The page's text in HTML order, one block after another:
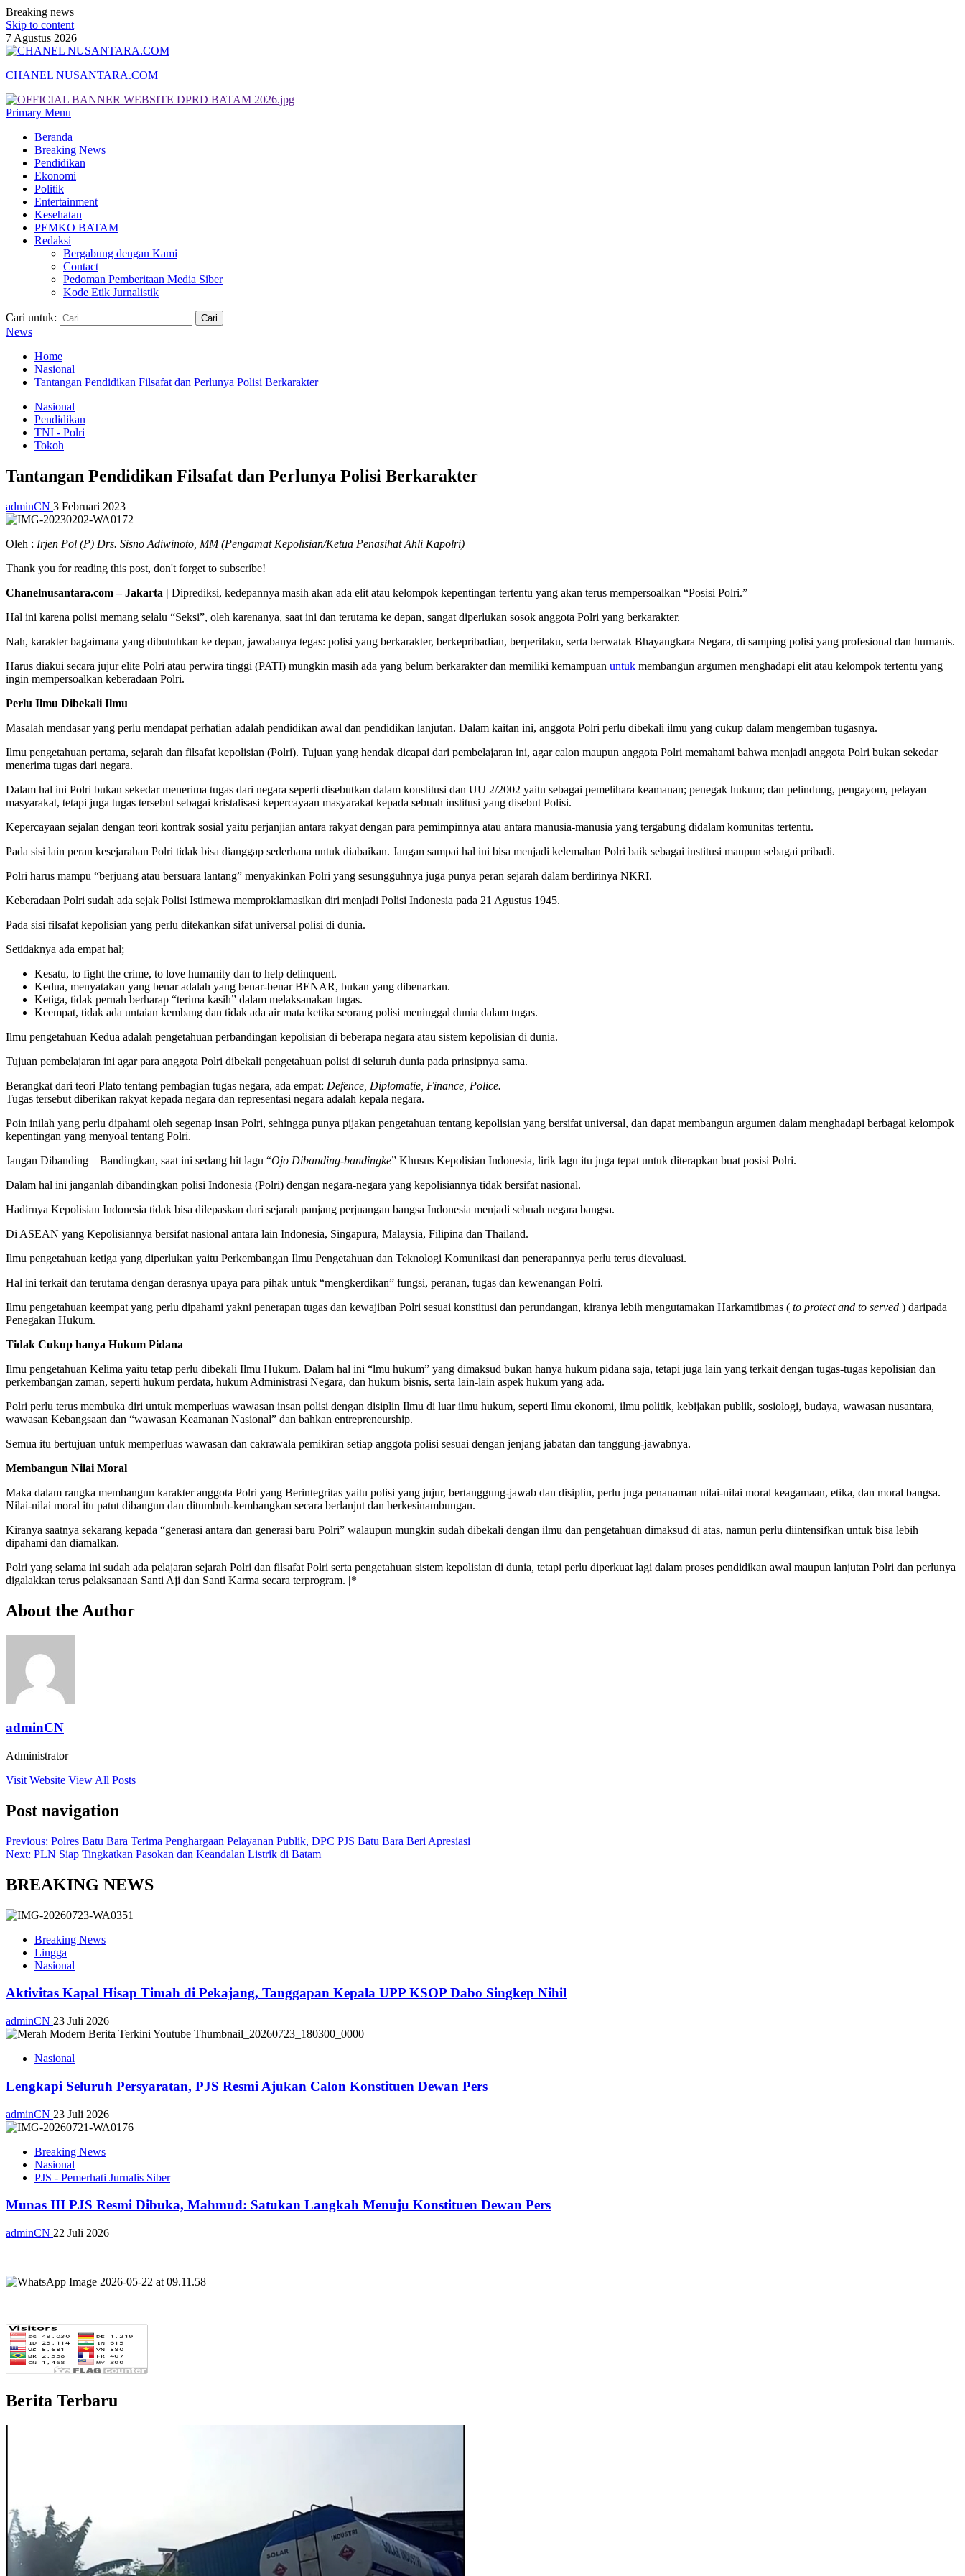
Breaking news
Skip to content
7 Agustus 2026
CHANEL NUSANTARA.COM
Primary Menu
Beranda
Breaking News
Pendidikan
Ekonomi
Politik
Entertainment
Kesehatan
PEMKO BATAM
Redaksi
Bergabung dengan Kami
Contact
Pedoman Pemberitaan Media Siber
Kode Etik Jurnalistik
Cari untuk:
News
Home
Nasional
Tantangan Pendidikan Filsafat dan Perlunya Polisi Berkarakter
Nasional
Pendidikan
TNI - Polri
Tokoh
Tantangan Pendidikan Filsafat dan Perlunya Polisi Berkarakter
adminCN 3 Februari 2023
Oleh : Irjen Pol (P) Drs. Sisno Adiwinoto, MM (Pengamat Kepolisian/Ketua Penasihat Ahli Kapolri)
Thank you for reading this post, don't forget to subscribe!
Chanelnusantara.com – Jakarta | Diprediksi, kedepannya masih akan ada elit atau kelompok kepentingan tertentu yang akan terus mempersoalkan “Posisi Polri.”
Hal ini karena polisi memang selalu “Seksi”, oleh karenanya, saat ini dan terutama ke depan, sangat diperlukan sosok anggota Polri yang berkarakter.
Nah, karakter bagaimana yang dibutuhkan ke depan, jawabanya tegas: polisi yang berkarakter, berkepribadian, berperilaku, serta berwatak Bhayangkara Negara, di samping polisi yang profesional dan humanis.
Harus diakui secara jujur elite Polri atau perwira tinggi (PATI) mungkin masih ada yang belum berkarakter dan memiliki kemampuan untuk membangun argumen menghadapi elit atau kelompok tertentu yang
ingin mempersoalkan keberadaan Polri.
Perlu Ilmu Dibekali Ilmu
Masalah mendasar yang perlu mendapat perhatian adalah pendidikan awal dan pendidikan lanjutan. Dalam kaitan ini, anggota Polri perlu dibekali ilmu yang cukup dalam mengemban tugasnya.
Ilmu pengetahuan pertama, sejarah dan filsafat kepolisian (Polri). Tujuan yang hendak dicapai dari pembelajaran ini, agar calon maupun anggota Polri memahami bahwa menjadi anggota Polri bukan sekedar
menerima tugas dari negara.
Dalam hal ini Polri bukan sekedar menerima tugas dari negara seperti disebutkan dalam konstitusi dan UU 2/2002 yaitu sebagai pemelihara keamanan; penegak hukum; dan pelindung, pengayom, pelayan
masyarakat, tetapi juga tugas tersebut sebagai kristalisasi kepercayaan masyarakat kepada sebuah institusi yang disebut Polisi.
Kepercayaan sejalan dengan teori kontrak sosial yaitu perjanjian antara rakyat dengan para pemimpinnya atau antara manusia-manusia yang tergabung didalam komunitas tertentu.
Pada sisi lain peran kesejarahan Polri tidak bisa dianggap sederhana untuk diabaikan. Jangan sampai hal ini bisa menjadi kelemahan Polri baik sebagai institusi maupun sebagai pribadi.
Polri harus mampu “berjuang atau bersuara lantang” menyakinkan Polri yang sesungguhnya juga punya peran sejarah dalam berdirinya NKRI.
Keberadaan Polri sudah ada sejak Polisi Istimewa memproklamasikan diri menjadi Polisi Indonesia pada 21 Agustus 1945.
Pada sisi filsafat kepolisian yang perlu ditekankan sifat universal polisi di dunia.
Setidaknya ada empat hal;
Kesatu, to fight the crime, to love humanity dan to help delinquent.
Kedua, menyatakan yang benar adalah yang benar-benar BENAR, bukan yang dibenarkan.
Ketiga, tidak pernah berharap “terima kasih” dalam melaksanakan tugas.
Keempat, tidak ada untaian kembang dan tidak ada air mata ketika seorang polisi meninggal dunia dalam tugas.
Ilmu pengetahuan Kedua adalah pengetahuan perbandingan kepolisian di beberapa negara atau sistem kepolisian di dunia.
Tujuan pembelajaran ini agar para anggota Polri dibekali pengetahuan polisi di seluruh dunia pada prinsipnya sama.
Berangkat dari teori Plato tentang pembagian tugas negara, ada empat: Defence, Diplomatie, Finance, Police.
Tugas tersebut diberikan rakyat kepada negara dan representasi negara adalah kepala negara.
Poin inilah yang perlu dipahami oleh segenap insan Polri, sehingga punya pijakan pengetahuan tentang kepolisian yang bersifat universal, dan dapat membangun argumen dalam menghadapi berbagai kelompok
kepentingan yang menyoal tentang Polri.
Jangan Dibanding – Bandingkan, saat ini sedang hit lagu “Ojo Dibanding-bandingke” Khusus Kepolisian Indonesia, lirik lagu itu juga tepat untuk diterapkan buat posisi Polri.
Dalam hal ini janganlah dibandingkan polisi Indonesia (Polri) dengan negara-negara yang kepolisiannya tidak bersifat nasional.
Hadirnya Kepolisian Indonesia tidak bisa dilepaskan dari sejarah panjang perjuangan bangsa Indonesia menjadi sebuah negara bangsa.
Di ASEAN yang Kepolisiannya bersifat nasional antara lain Indonesia, Singapura, Malaysia, Filipina dan Thailand.
Ilmu pengetahuan ketiga yang diperlukan yaitu Perkembangan Ilmu Pengetahuan dan Teknologi Komunikasi dan penerapannya perlu terus dievaluasi.
Hal ini terkait dan terutama dengan derasnya upaya para pihak untuk “mengkerdikan” fungsi, peranan, tugas dan kewenangan Polri.
Ilmu pengetahuan keempat yang perlu dipahami yakni penerapan tugas dan kewajiban Polri sesuai konstitusi dan perundangan, kiranya lebih mengutamakan Harkamtibmas ( to protect and to served ) daripada
Penegakan Hukum.
Tidak Cukup hanya Hukum Pidana
Ilmu pengetahuan Kelima yaitu tetap perlu dibekali Ilmu Hukum. Dalam hal ini “lmu hukum” yang dimaksud bukan hanya hukum pidana saja, tetapi juga lain yang terkait dengan tugas-tugas kepolisian dan
perkembangan zaman, seperti hukum perdata, hukum Administrasi Negara, dan hukum bisnis, serta lain-lain aspek hukum yang ada.
Polri perlu terus membuka diri untuk memperluas wawasan insan polisi dengan disiplin Ilmu di luar ilmu hukum, seperti Ilmu ekonomi, ilmu politik, kebijakan publik, sosiologi, budaya, wawasan nusantara,
wawasan Kebangsaan dan “wawasan Keamanan Nasional” dan bahkan entrepreneurship.
Semua itu bertujuan untuk memperluas wawasan dan cakrawala pemikiran setiap anggota polisi sesuai dengan jenjang jabatan dan tanggung-jawabnya.
Membangun Nilai Moral
Maka dalam rangka membangun karakter anggota Polri yang Berintegritas yaitu polisi yang jujur, bertanggung-jawab dan disiplin, perlu juga penanaman nilai-nilai moral keagamaan, etika, dan moral bangsa.
Nilai-nilai moral itu patut dibangun dan ditumbuh-kembangkan secara berlanjut dan berkesinambungan.
Kiranya saatnya sekarang kepada “generasi antara dan generasi baru Polri” walaupun mungkin sudah dibekali dengan ilmu dan pengetahuan dimaksud di atas, namun perlu diintensifkan untuk bisa lebih
dipahami dan diamalkan.
Polri yang selama ini sudah ada pelajaran sejarah Polri dan filsafat Polri serta pengetahuan sistem kepolisian di dunia, tetapi perlu diperkuat lagi dalam proses pendidikan awal maupun lanjutan Polri dan perlunya
digalakkan terus pelaksanaan Santi Aji dan Santi Karma secara terprogram. |*
About the Author
adminCN
Administrator
Visit Website View All Posts
Post navigation
Previous: Polres Batu Bara Terima Penghargaan Pelayanan Publik, DPC PJS Batu Bara Beri Apresiasi
Next: PLN Siap Tingkatkan Pasokan dan Keandalan Listrik di Batam
BREAKING NEWS
Breaking News
Lingga
Nasional
Aktivitas Kapal Hisap Timah di Pekajang, Tanggapan Kepala UPP KSOP Dabo Singkep Nihil
adminCN 23 Juli 2026
Nasional
Lengkapi Seluruh Persyaratan, PJS Resmi Ajukan Calon Konstituen Dewan Pers
adminCN 23 Juli 2026
Breaking News
Nasional
PJS - Pemerhati Jurnalis Siber
Munas III PJS Resmi Dibuka, Mahmud: Satukan Langkah Menuju Konstituen Dewan Pers
adminCN 22 Juli 2026
Berita Terbaru